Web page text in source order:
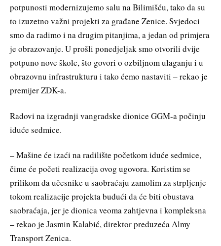
potpunosti modernizujemo salu na Bilimišću, tako da su
to izuzetno važni projekti za građane Zenice. Svjedoci
smo da radimo i na drugim pitanjima, a jedan od primjera
je obrazovanje. U prošli ponedjeljak smo otvorili dvije
potpuno nove škole, što govori o ozbiljnom ulaganju i u
obrazovnu infrastrukturu i tako ćemo nastaviti – rekao je
premijer ZDK-a.
Radovi na izgradnji vangradske dionice GGM-a počinju
iduće sedmice.
– Mašine će izaći na radilište početkom iduće sedmice,
čime će početi realizacija ovog ugovora. Koristim se
prilikom da učesnike u saobraćaju zamolim za strpljenje
tokom realizacije projekta budući da će biti obustava
saobraćaja, jer je dionica veoma zahtjevna i kompleksna
– rekao je Jasmin Kalabić, direktor preduzeća Almy
Transport Zenica.